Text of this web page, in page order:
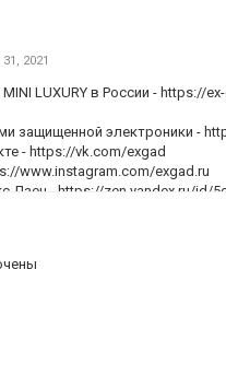
31, 2021
LUXURY в России - https://
защищенной электроники -
- https://vk.com/exgad
www.instagram.com/exgad.ru
Дзен -
https://zen.yandex.ru/id/